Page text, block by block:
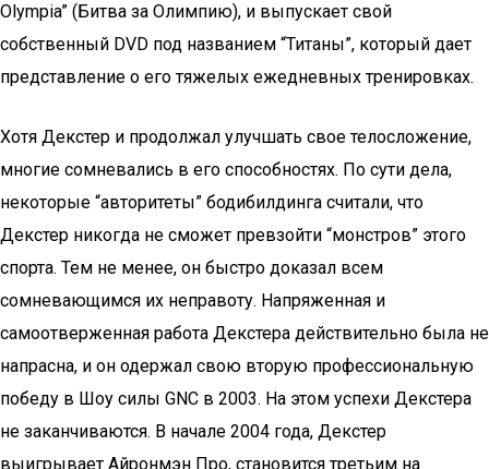
Olympia” (Битва за Олимпию), и выпускает свой
собственный DVD под названием “Титаны”, который дает
представление о его тяжелых ежедневных тренировках.
Хотя Декстер и продолжал улучшать свое телосложение,
многие сомневались в его способностях. По сути дела,
некоторые “авторитеты” бодибилдинга считали, что
Декстер никогда не сможет превзойти “монстров” этого
спорта. Тем не менее, он быстро доказал всем
сомневающимся их неправоту. Напряженная и
самоотверженная работа Декстера действительно была не
напрасна, и он одержал свою вторую профессиональную
победу в Шоу силы GNC в 2003. На этом успехи Декстера
не заканчиваются. В начале 2004 года, Декстер
выигрывает Айронмэн Про, становится третьим на